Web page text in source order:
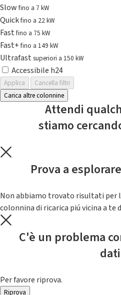
Slowfino a 7 kW
Quickfino a 22 kW
Fastfino a 75 kW
Fast+fino a 149 kW
Ultrafast superiori a 150 kW
Accessibile h24
Applica
Cancella filtri
Carica altre colonnine
Attendi
stiamo
Prova a
Non abbiamo trovato risultati per
colonnina di ricarica piú vicina a
C'è un problema
Per favore riprova.
Riprova